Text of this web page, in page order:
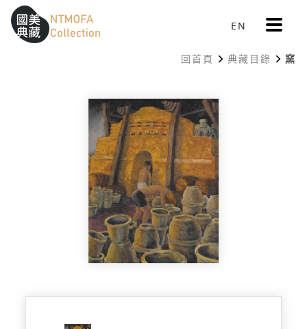
跳到中間主要內容區
網站導覽
::: EN 更
多
單
回首頁 典藏目錄 窯